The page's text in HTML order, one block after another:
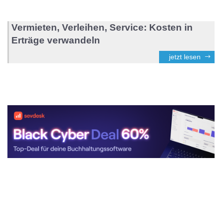
Vermieten, Verleihen, Service: Kosten in
Erträge verwandeln
jetzt lesen